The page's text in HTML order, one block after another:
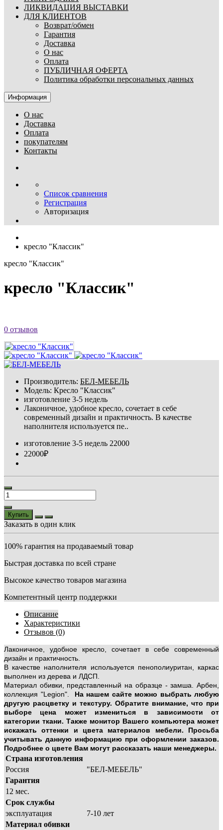
ЛИКВИДАЦИЯ ВЫСТАВКИ
ДЛЯ КЛИЕНТОВ
Возврат/обмен
Гарантия
Доставка
О нас
Оплата
ПУБЛИЧНАЯ ОФЕРТА
Политика обработки персональных данных
Информация
О нас
Доставка
Оплата
покупателям
Контакты
Список сравнения
Регистрация
Авторизация
кресло "Классик"
кресло "Классик"
кресло "Классик"
0 отзывов
Производитель: БЕЛ-МЕБЕЛЬ
Модель: Кресло "Классик"
изготовление 3-5 недель
Лаконичное, удобное кресло, сочетает в себе
современный дизайн и практичность. В качестве
наполнителя используется пе..
изготовление 3-5 недель 22000
22000₽
Купить
Заказать в один клик
100% гарантия на продаваемый товар
Быстрая доставка по всей стране
Высокое качество товаров магазина
Компетентный центр поддержки
Описание
Характеристики
Отзывов (0)
Лаконичное, удобное кресло, сочетает в себе современный
дизайн и практичность.
В качестве наполнителя используется пенополиуритан, каркас
выполнен из дерева и ЛДСП.
Материал обивки, представленный на образце - замша. Арбен,
коллекция "Legion". На нашем сайте можно выбрать любую
другую расцветку и текстуру. Обратите внимание, что при
выборе цена может измениться в зависимости от
категории ткани. Также монитор Вашего компьютера может
искажать оттенки и цвета материалов мебели. Просьба
учитывать данную информацию при оформлении заказов.
Подробнее о цвете Вам могут рассказать наши менеджеры.
Страна изготовления
Россия
"БЕЛ-МЕБЕЛЬ"
Гарантия
12 мес.
Срок службы
эксплуатация
7-10 лет
Материал обивки